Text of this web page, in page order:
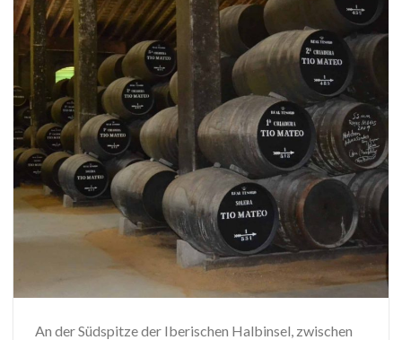
An der Südspitze der Iberischen Halbinsel, zwischen